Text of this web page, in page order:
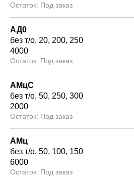
Под заказ
АД0
без т/о 20 200 250
4000
Под заказ
АМцС
без т/о 50 250 300
2000
Под заказ
АМц
без т/о 50 100 150
6000
Под заказ